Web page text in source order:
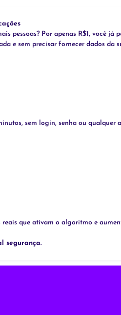
pessoas? Por apenas R$1, você já
e sem precisar fornecer dados da
sem login, senha ou qualquer
que ativam o algoritmo e
segurança.